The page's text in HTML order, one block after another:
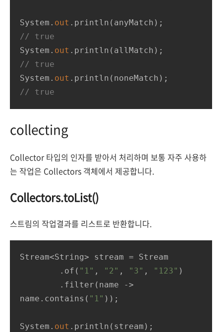
System. out
// true
System. out
// true
System. out
// true
collecting
Collector 타입의 인자를 받아서 처리하며 보통 자주 사용하
는 작업은 Collectors 객체에서 제공합니다.
Collectors.toList()
스트림의 작업결과를 리스트로 반환합니다.
Stream<String> stream = Stream
        .of(
"1" , "2" , "3" , "123" )
name.contains( "1" ));
System. out